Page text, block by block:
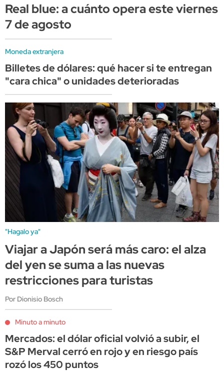
Real blue: a cuánto opera este viernes
7 de agosto
Moneda extranjera
Billetes de dólares: qué hacer si te entregan
"cara chica" o unidades deterioradas
"Hagalo ya"
Viajar a Japón será más caro: el alza
del yen se suma a las nuevas
restricciones para turistas
Por Dionisio Bosch
Minuto a minuto
Mercados: el dólar oficial volvió a subir, el
S&P Merval cerró en rojo y en riesgo país
rozó los 450 puntos